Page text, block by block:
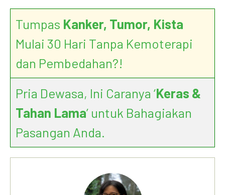
Tumpas Kanker, Tumor, Kista
Mulai 30 Hari Tanpa Kemoterapi
dan Pembedahan?!
Pria Dewasa, Ini Caranya ‘Keras &
Tahan Lama’ untuk Bahagiakan
Pasangan Anda.